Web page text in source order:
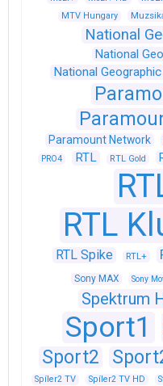
MTV Hungary
National
National
National
Paramount Network
PRO4 RTL RTL Gold
RTL
RTL Spike RTL+
Sony MAX Sony
Spektrum
Sport1
Sport2
Spíler2 TV
Spíler2 TV HD